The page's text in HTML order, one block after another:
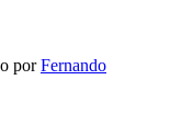
porFernando